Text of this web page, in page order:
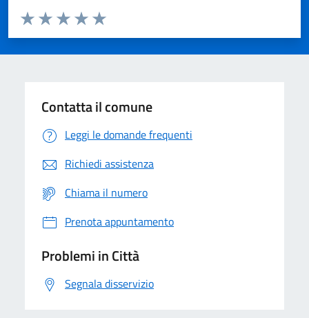
Domanda
Valuta da 1 a 5 stelle la pagina
Valuta 5 stelle su 5
Valuta 4 stelle su 5
Valuta 3 stelle su 5
Valuta 2 stelle su 5
Valuta 1 stelle su 5
Contatta il comune
Leggi le domande frequenti
Richiedi assistenza
Chiama il numero
Prenota appuntamento
Problemi in Città
Segnala disservizio